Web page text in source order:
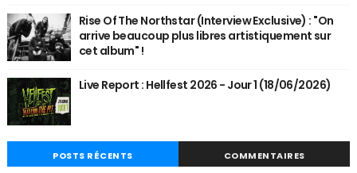
Rise Of The Northstar (Interview Exclusive) : "On
arrive beaucoup plus libres artistiquement sur
cet album" !
Live Report : Hellfest 2026 - Jour 1 (18/06/2026)
POSTS RÉCENTS COMMENTAIRES